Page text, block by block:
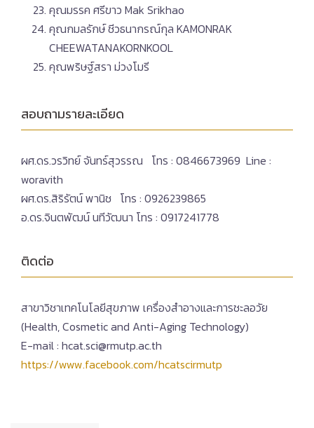
คุณมรรค​ ศรีขาว Mak Srikhao
คุณกมลรักษ์ ชีวธนากรณ์กุล KAMONRAK
CHEEWATANAKORNKOOL
คุณพริษฐ์สรา ม่วงโมรี
สอบถามรายละเอียด
ผศ.ดร.วรวิทย์ จันทร์สุวรรณ โทร : 0846673969 Line :
woravith
ผศ.ดร.สิริรัตน์ พานิช โทร : 0926239865
อ.ดร.จินตพัฒน์ นทีวัฒนา โทร : 0917241778
ติดต่อ
สาขาวิชาเทคโนโลยีสุขภาพ เครื่องสำอางและการชะลอวัย
(Health, Cosmetic and Anti-Aging Technology)
E-mail : hcat.sci@rmutp.ac.th
https://www.facebook.com/hcatscirmutp